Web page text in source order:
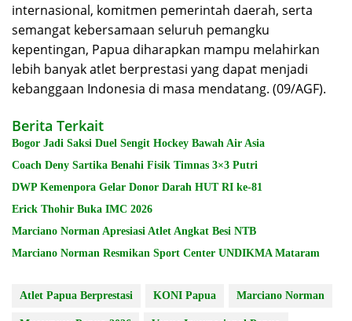
internasional, komitmen pemerintah daerah, serta
semangat kebersamaan seluruh pemangku
kepentingan, Papua diharapkan mampu melahirkan
lebih banyak atlet berprestasi yang dapat menjadi
kebanggaan Indonesia di masa mendatang. (09/AGF).
Berita Terkait
Bogor Jadi Saksi Duel Sengit Hockey Bawah Air Asia
Coach Deny Sartika Benahi Fisik Timnas 3×3 Putri
DWP Kemenpora Gelar Donor Darah HUT RI ke-81
Erick Thohir Buka IMC 2026
Marciano Norman Apresiasi Atlet Angkat Besi NTB
Marciano Norman Resmikan Sport Center UNDIKMA Mataram
Atlet Papua Berprestasi KONI Papua Marciano Norman